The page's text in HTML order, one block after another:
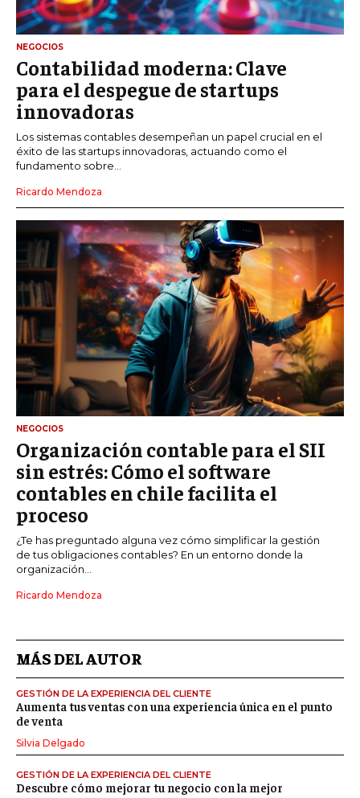
NEGOCIOS
Contabilidad moderna: Clave
para el despegue de startups
innovadoras
Los sistemas contables desempeñan un papel crucial en el
éxito de las startups innovadoras, actuando como el
fundamento sobre...
Ricardo Mendoza
NEGOCIOS
Organización contable para el SII
sin estrés: Cómo el software
contables en chile facilita el
proceso
¿Te has preguntado alguna vez cómo simplificar la gestión
de tus obligaciones contables? En un entorno donde la
organización...
Ricardo Mendoza
MÁS DEL AUTOR
GESTIÓN DE LA EXPERIENCIA DEL CLIENTE
Aumenta tus ventas con una experiencia única en el punto
de venta
Silvia Delgado
GESTIÓN DE LA EXPERIENCIA DEL CLIENTE
Descubre cómo mejorar tu negocio con la mejor